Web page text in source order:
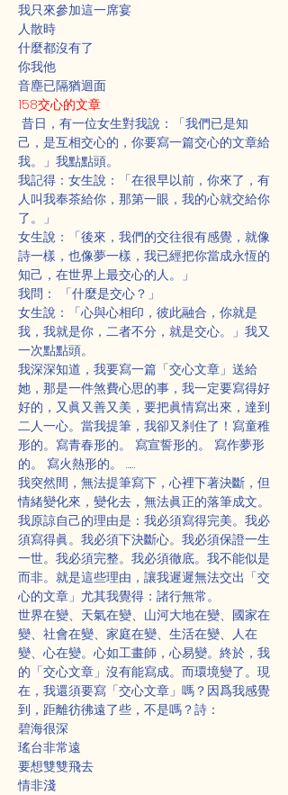
我只來參加這一席宴
人散時
什麼都沒有了
你我他
音塵已隔猶迴面
158交心的文章
昔日，有一位女生對我說：「我們已是知
己，是互相交心的，你要寫一篇交心的文章給
我。」我點點頭。
我記得：女生說：「在很早以前，你來了，有
人叫我奉茶給你，那第一眼，我的心就交給你
了。」
女生說：「後來，我們的交往很有感覺，就像
詩一樣，也像夢一樣，我已經把你當成永恆的
知己，在世界上最交心的人。」
我問： 「什麼是交心？」
女生說：「心與心相印，彼此融合，你就是
我，我就是你，二者不分，就是交心。」我又
一次點點頭。
我深深知道，我要寫一篇「交心文章」送給
她，那是一件煞費心思的事，我一定要寫得好
好的，又眞又善又美，要把眞情寫出來，達到
二人一心。當我提筆，我卻又刹住了！寫童稚
形的。寫青春形的。 寫宣誓形的。 寫作夢形
的。 寫火熱形的。 ……
我突然間，無法提筆寫下，心裡下著決斷，但
情緒變化來，變化去，無法眞正的落筆成文。
我原諒自己的理由是：我必須寫得完美。我必
須寫得眞。我必須下決斷心。我必須保證一生
一世。我必須完整。我必須徹底。我不能似是
而非。就是這些理由，讓我遲遲無法交出「交
心的文章」尤其我覺得：諸行無常。
世界在變、天氣在變、山河大地在變、國家在
變、社會在變、家庭在變、生活在變、人在
變、心在變。心如工畫師，心易變。終於，我
的「交心文章」沒有能寫成。而環境變了。現
在，我還須要寫「交心文章」嗎？因爲我感覺
到，距離彷彿遠了些，不是嗎？詩：
碧海很深
瑤台非常遠
要想雙雙飛去
情非淺